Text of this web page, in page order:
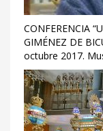
CONFERENCIA
GIMÉNEZ DE
octubre 2017.